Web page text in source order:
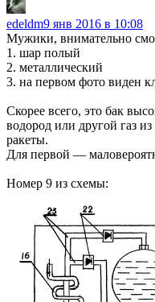
edeldm9 янв 2016 в 10:08
Мужики, внимательно
1. шар полый
2. металлический
3. на первом фото виден
Скорее всего, это бак
водород или другой газ
ракеты.
Для первой —
Номер 9 из схемы: